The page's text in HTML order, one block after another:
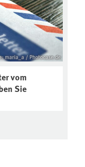
maria_a / Photocase.de
vom
Sie